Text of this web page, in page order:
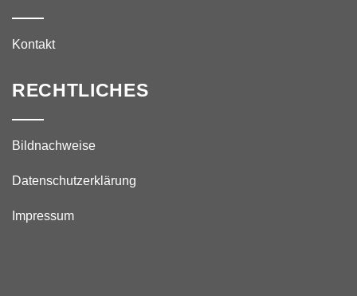
Kontakt
RECHTLICHES
Bildnachweise
Datenschutzerklärung
Impressum